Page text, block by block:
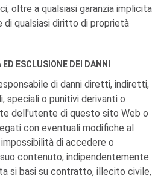
oltre a qualsiasi garanzia implicita
di qualsiasi diritto di proprietà
ESCLUSIONE DEI DANNI
di danni diretti, indiretti,
speciali o punitivi derivanti o
dell'utente di questo sito Web o
con eventuali modifiche al
di accedere o
contenuto, indipendentemente
si basi su contratto, illecito civile,